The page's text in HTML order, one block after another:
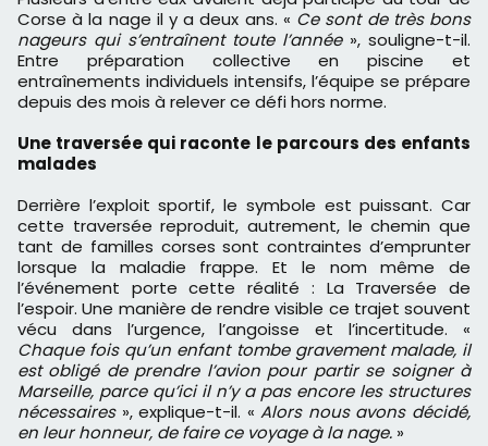
Corse à la nage il y a deux ans. « Ce sont de très bons
nageurs qui s’entraînent toute l’année », souligne-t-il.
Entre préparation collective en piscine et
entraînements individuels intensifs, l’équipe se prépare
depuis des mois à relever ce défi hors norme.
Une traversée qui raconte le parcours des enfants
malades
Derrière l’exploit sportif, le symbole est puissant. Car
cette traversée reproduit, autrement, le chemin que
tant de familles corses sont contraintes d’emprunter
lorsque la maladie frappe. Et le nom même de
l’événement porte cette réalité : La Traversée de
l’espoir. Une manière de rendre visible ce trajet souvent
vécu dans l’urgence, l’angoisse et l’incertitude. «
Chaque fois qu’un enfant tombe gravement malade, il
est obligé de prendre l’avion pour partir se soigner à
Marseille, parce qu’ici il n’y a pas encore les structures
nécessaires », explique-t-il. «Alors nous avons décidé,
en leur honneur, de faire ce voyage à la nage. »